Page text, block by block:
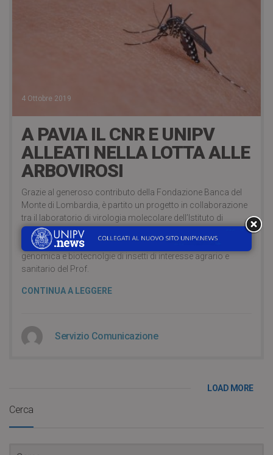
4 Ottobre 2019
A PAVIA IL CNR E UNIPV
ALLEATI NELLA LOTTA ALLE
ARBOVIROSI
Grazie al generoso contributo della Fondazione Banca del
Monte di Lombardia, è partito un progetto in collaborazione
tra il laboratorio di virologia molecolare dell’Istituto di
Genetica Molecolare “Luigi Luca Cavalli-Sforza” del CNR di
Pavia, diretto dal Dr. Giovanni Maga, e il laboratorio di
genomica e biotecnolgie di insetti di interesse agrario e
sanitario del Prof.
CONTINUA A LEGGERE
Servizio Comunicazione
LOAD MORE
Cerca